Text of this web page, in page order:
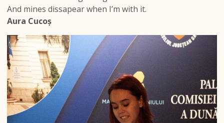
And mines dissapear when I’m with it.
Aura Cucoș